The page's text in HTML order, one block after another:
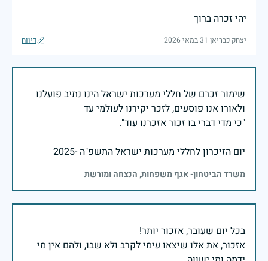
יהי זכרה ברוך
יצחק כבריאן|31 במאי 2026 דיווח
שימור זכרם של חללי מערכות ישראל הינו נתיב פועלנו
יום הזיכרון לחללי מערכות ישראל התשפ"ה -2025
משרד הביטחון- אגף משפחות, הנצחה ומורשת
אזכור, את אלו שיצאו עימי לקרב ולא שבו, ולהם אין מי